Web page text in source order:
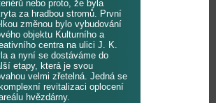
nebo proto, že byla
za hradbou stromů. První
změnou bylo vybudování
objektu Kulturního a
centra na ulici J. K.
a nyní se dostáváme do
etapy, která je svou
velmi zřetelná. Jedná se
revitalizaci oplocení
hvězdárny.